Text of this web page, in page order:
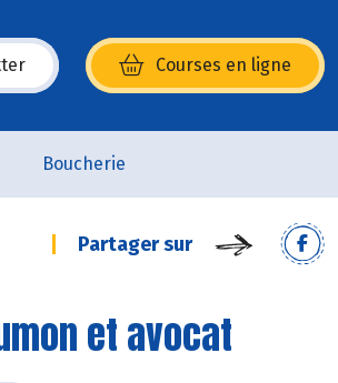
Courses en ligne
nouvelle fenêtre)
Boucherie
Partager sur
et avocat